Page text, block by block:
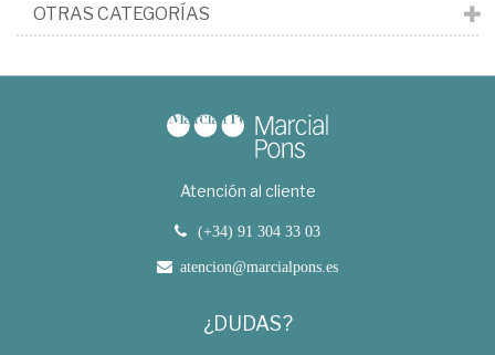
OTRAS CATEGORÍAS
Atención al cliente
(+34) 91 304 33 03
atencion@marcialpons.es
¿DUDAS?